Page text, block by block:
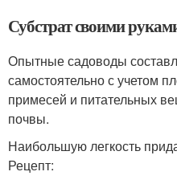
Субстрат своими
Опытные садоводы
самостоятельно с учетом
примесей и питательных
почвы.
Наибольшую легкость
Рецепт: